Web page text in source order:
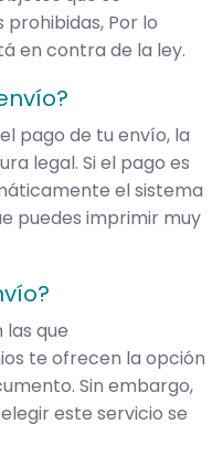
Por lo
en contra de la ley.
pago de tu envío, la
legal. Si el pago es
el sistema
puedes imprimir muy
las que
te ofrecen la opción
Sin embargo,
este servicio se